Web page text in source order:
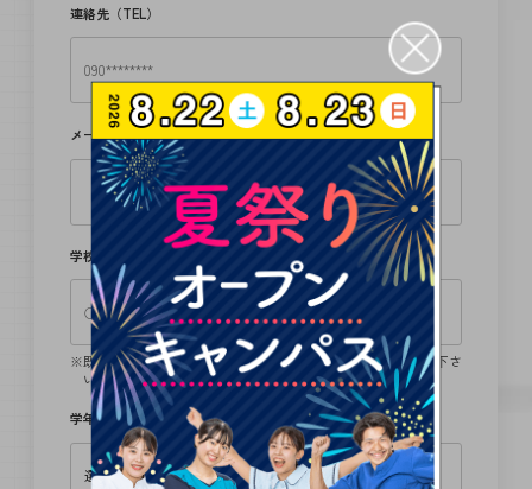
連絡先（TEL）
メールアドレス 必須
学校名
既卒の方は卒業学校、留学生の方は、日本語学校名をご記入下さ
い。
学年 必須